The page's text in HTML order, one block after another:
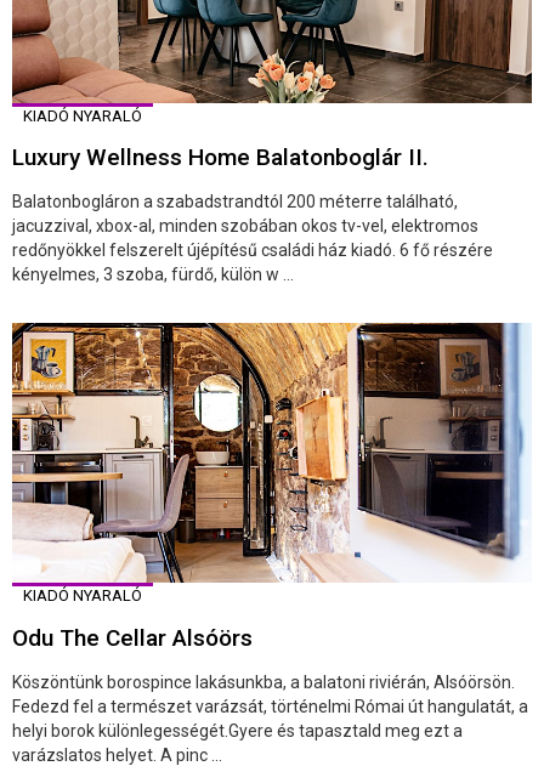
KIADÓ NYARALÓ
Luxury Wellness Home Balatonboglár II.
Balatonbogláron a szabadstrandtól 200 méterre található,
jacuzzival, xbox-al, minden szobában okos tv-vel, elektromos
redőnyökkel felszerelt újépítésű családi ház kiadó. 6 fő részére
kényelmes, 3 szoba, fürdő, külön w ...
KIADÓ NYARALÓ
Odu The Cellar Alsóörs
Köszöntünk borospince lakásunkba, a balatoni riviérán, Alsóörsön.
Fedezd fel a természet varázsát, történelmi Római út hangulatát, a
helyi borok különlegességét.Gyere és tapasztald meg ezt a
varázslatos helyet. A pinc ...